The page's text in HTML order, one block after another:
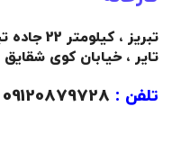
تبریز ،
تایر ، خیابان کوی
تلفن :